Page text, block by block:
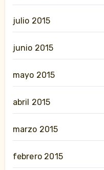
julio 2015
junio 2015
mayo 2015
abril 2015
marzo 2015
febrero 2015